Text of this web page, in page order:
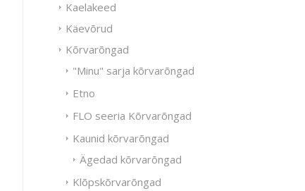
Kaelakeed
Käevõrud
Kõrvarõngad
"Minu" sarja kõrvarõngad
Etno
FLO seeria Kõrvarõngad
Kaunid kõrvarõngad
Ägedad kõrvarõngad
Klõpskõrvarõngad